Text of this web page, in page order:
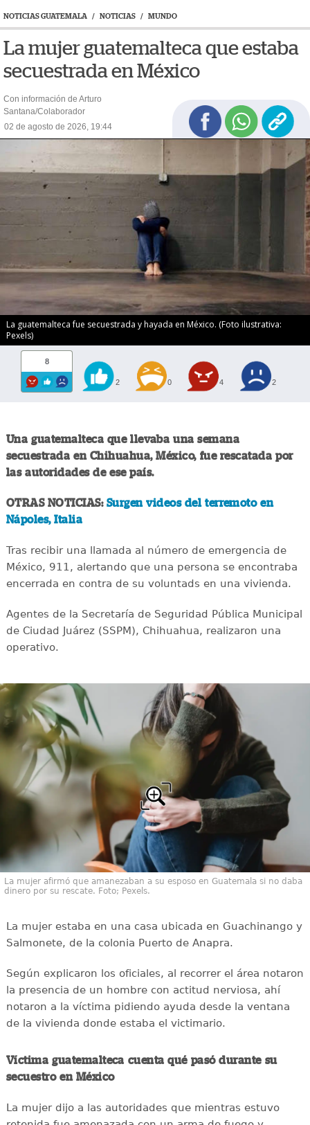
NOTICIAS GUATEMALA / NOTICIAS / MUNDO
La mujer guatemalteca que estaba
secuestrada en México
Con información de Arturo
Santana/Colaborador
02 de agosto de 2026, 19:44
La guatemalteca fue secuestrada y hayada en México. (Foto ilustrativa:
Pexels)
8
2 0 4 2
Una guatemalteca que llevaba una semana
secuestrada en Chihuahua, México, fue rescatada por
las autoridades de ese país.
OTRAS NOTICIAS: Surgen videos del terremoto en
Nápoles, Italia
Tras recibir una llamada al número de emergencia de
México, 911, alertando que una persona se encontraba
encerrada en contra de su voluntads en una vivienda.
Agentes de la Secretaría de Seguridad Pública Municipal
de Ciudad Juárez (SSPM), Chihuahua, realizaron una
operativo.
La mujer afirmó que amanezaban a su esposo en Guatemala si no daba
dinero por su rescate. Foto; Pexels.
La mujer estaba en una casa ubicada en Guachinango y
Salmonete, de la colonia Puerto de Anapra.
Según explicaron los oficiales, al recorrer el área notaron
la presencia de un hombre con actitud nerviosa, ahí
notaron a la víctima pidiendo ayuda desde la ventana
de la vivienda donde estaba el victimario.
Víctima guatemalteca cuenta qué pasó durante su
secuestro en México
La mujer dijo a las autoridades que mientras estuvo